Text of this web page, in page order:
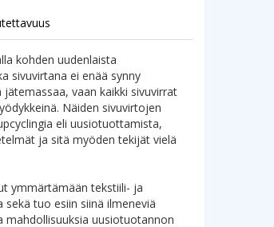
kohden uudenlaista
sivuvirtana ei enää synny
vaan kaikki sivuvirrat
Näiden sivuvirtojen
eli uusiotuottamista,
ja sitä myöden tekijät vielä
ymmärtämään tekstiili- ja
tuo esiin siinä ilmeneviä
mahdollisuuksia uusiotuotannon